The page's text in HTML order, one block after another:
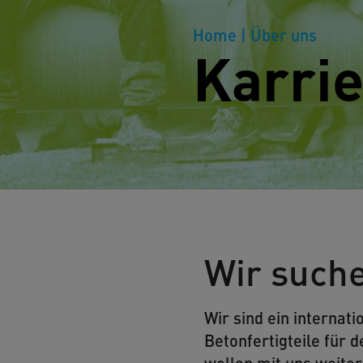
Home | Über uns
Wir
Wir sind ein
Betonfertigteile für